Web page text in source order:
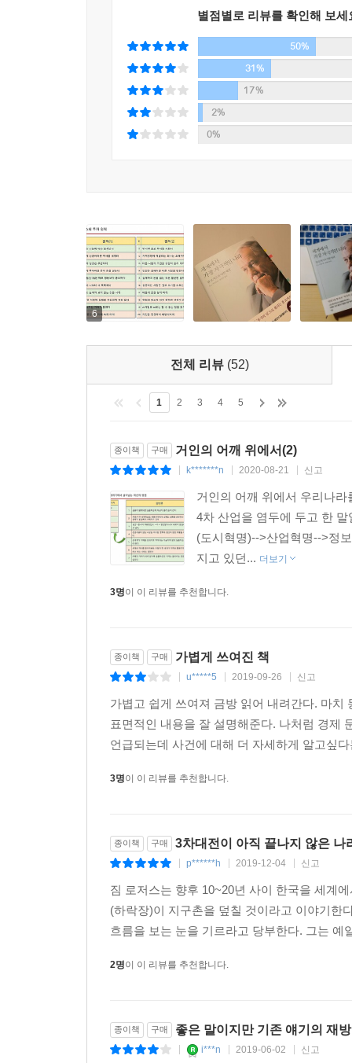
살짜리 아이라면 당장 일본을 떠나거나, 아니면
것이라고 예견한다. 그렇게 단언하는 이유로 해
증가 등이 제시된다. 허울뿐인 일본의 호경기는
짐 로저스의 예견은, 결국 2018년 말 미국과 일본
그렇다면 일본이 처해 있는 위기에 대한 처방전
짐 로저스는 지난 몇 년 사이 한국 경제는 정체되
바탕으로 냉철한 혜안을 선보인 ‘투자의 신’이 이
북한의 개방으로 풍부한 자원과 값싼 노동력이
자금이 한반도의 평화를 계기로 한국으로 흘러들
이유다. 또 북한에서도 기업가가 탄생하고 주변
짐 로저스는 현재 선진국의 경제는 정체 무드에
받지 않을 것이라고 전망한다. 북한의 두 자릿수
5대 재벌이 한국 주식의 시가총액 절반 이상을
있다고 꼬집는다. 문재인 대통령이 ‘소득주도’와
한국 교육의 안정지향적 사고에 대해서는 상당
1위를 차지하는 사회, 또 합격률이 1.8%에 불과
일어나기 어렵다며 안타까움을 드러낸다.
‘투자의 귀재’ 짐 로저스는 한반도 통일의 수혜
밝히기도 했던 그는 지금 딸들에게 중국어를 가
새로운 미래에 대비하라
기타 그가 예견하는 다른 거시적인 경제 흐름들
덮칠 것이고, 여기에 미중 무역전쟁까지 얽히면
타이완이 통일되었을 때 주변국에 미칠 영향,
될 주식들에 대한 언급도 무척 솔깃한 부분들이다.
이 책이 가지는 또 하나의 매력은 ‘월가의 전설’
그려진다는 것이다. “가공된 다이아몬드보다 세
독자들에게 큰 울림으로 와닿을 것이다.
· 투자에 성공하려면 역사를 배워라
· ‘기다림’은 때로 행동보다 중요하다
· 시장이 나보다 더 똑똑하다
별점별로 리뷰를 확인해 보세
50%
31%
17%
2%
0%
6
전체 리뷰 (52)
1 2 3 4 5
종이책 구매 거인의 어깨 위에서(2)
k*******n 2020-08-21 신고
거인의 어깨 위에서 우리나
4차 산업을 염두에 두고 한
(도시혁명)-->산업혁명-->정
지고 있던... 더보기
3명이 이 리뷰를 추천합니다.
종이책 구매 가볍게 쓰여진 책
u*****5 2019-09-26 신고
가볍고 쉽게 쓰여져 금방 읽어 내려간다. 마
표면적인 내용을 잘 설명해준다. 나처럼 경제
언급되는데 사건에 대해 더 자세하게 알고싶
3명이 이 리뷰를 추천합니다.
종이책 구매 3차대전이 아직 끝나지 않은 나
p******h 2019-12-04 신고
짐 로저스는 향후 10~20년 사이 한국을 세계
(하락장)이 지구촌을 덮칠 것이라고 이야기한
흐름을 보는 눈을 기르라고 당부한다. 그는
2명이 이 리뷰를 추천합니다.
종이책 구매 좋은 말이지만 기존 얘기의 재
i***n 2019-06-02 신고